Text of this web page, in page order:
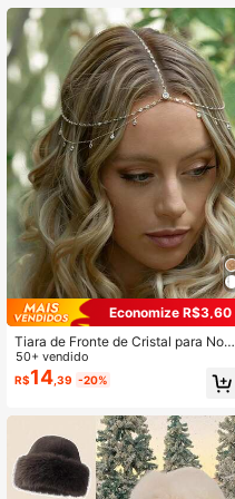
Economize R$3,60
Tiara de Fronte de Cristal para Noiv
a, Acessório de Cabelo Pendente M
ulticamadas Brilhante, Tiara de Cas
amento Elegante Estilo Europeu e A
50+ vendido
R$14 ,39 -20%